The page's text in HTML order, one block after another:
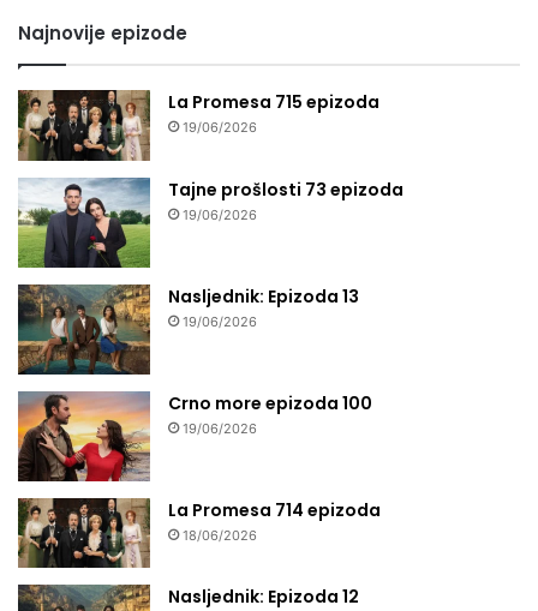
Najnovije epizode
La Promesa 715 epizoda
19/06/2026
Tajne prošlosti 73 epizoda
19/06/2026
Nasljednik: Epizoda 13
19/06/2026
Crno more epizoda 100
19/06/2026
La Promesa 714 epizoda
18/06/2026
Nasljednik: Epizoda 12